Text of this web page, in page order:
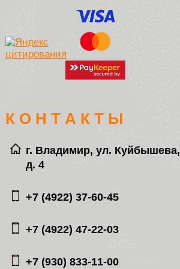
К О Н Т А К Т Ы
г. Владимир, ул. Куйбышева,
д. 4
+7 (4922) 37-60-45
+7 (4922) 47-22-03
+7 (930) 833-11-00